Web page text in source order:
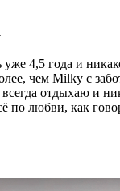
уже 4,5 года и
чем Milky с
отдыхаю и
по любви, как